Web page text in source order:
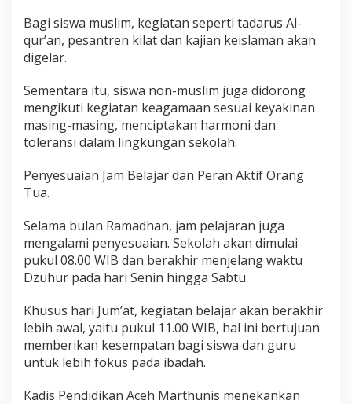
Bagi siswa muslim, kegiatan seperti tadarus Al-
qur’an, pesantren kilat dan kajian keislaman akan
digelar.
Sementara itu, siswa non-muslim juga didorong
mengikuti kegiatan keagamaan sesuai keyakinan
masing-masing, menciptakan harmoni dan
toleransi dalam lingkungan sekolah.
Penyesuaian Jam Belajar dan Peran Aktif Orang
Tua.
Selama bulan Ramadhan, jam pelajaran juga
mengalami penyesuaian. Sekolah akan dimulai
pukul 08.00 WIB dan berakhir menjelang waktu
Dzuhur pada hari Senin hingga Sabtu.
Khusus hari Jum’at, kegiatan belajar akan berakhir
lebih awal, yaitu pukul 11.00 WIB, hal ini bertujuan
memberikan kesempatan bagi siswa dan guru
untuk lebih fokus pada ibadah.
Kadis Pendidikan Aceh Marthunis menekankan